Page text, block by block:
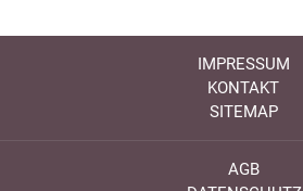
IMPRESSUM
KONTAKT
SITEMAP
AGB